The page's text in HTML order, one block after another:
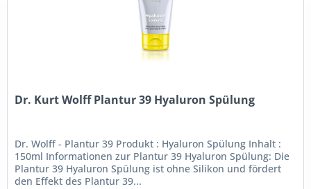
Dr. Kurt Wolff Plantur 39 Hyaluron Spülung
Dr. Wolff - Plantur 39 Produkt : Hyaluron Spülung Inhalt :
150ml Informationen zur Plantur 39 Hyaluron Spülung: Die
Plantur 39 Hyaluron Spülung ist ohne Silikon und fördert
den Effekt des Plantur 39...